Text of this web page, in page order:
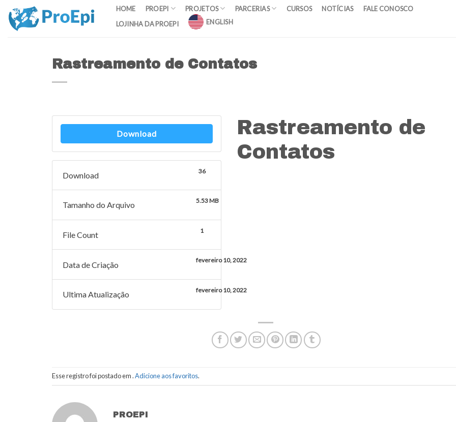
content
HOME PROEPI PROJETOS PARCERIAS CURSOS NOTÍCIAS
FALE CONOSCO
LOJINHA DA PROEPI
ENGLISH
Rastreamento de Contatos
Download
Download 36
Tamanho do Arquivo 5.53 MB
File Count 1
Data de Criação fevereiro 10, 2022
Ultima Atualização fevereiro 10, 2022
Rastreamento de
Contatos
Esse registro foi postado em .Adicione aos favoritos.
PROEPI